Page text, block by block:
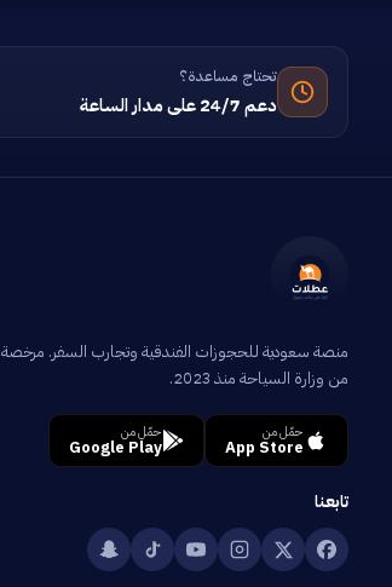
تحتاج مساعدة؟
دعم 24/7 على مدار الساعة
منصة سعودية للحجوزات الفندقية وتجارب السفر. مرخصة
من وزارة السياحة منذ 2023.
حمّل من
App Store
حمّل من
Google Play
تابعنا